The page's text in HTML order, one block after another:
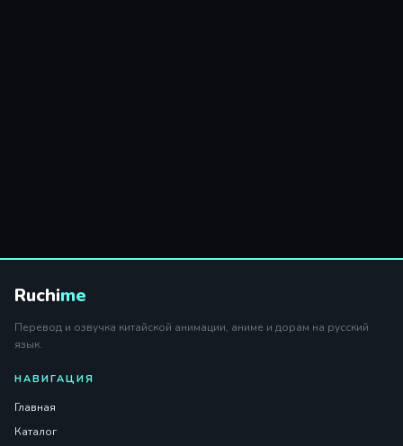
Ruchime
Перевод и озвучка китайской анимации, аниме и дорам на русский
язык.
НАВИГАЦИЯ
Главная
Каталог